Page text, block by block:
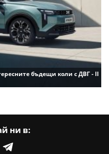
бъдещи коли с ДВГ - II
ни в: